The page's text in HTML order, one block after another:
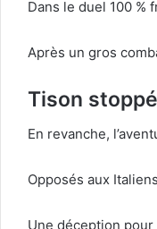
Dans le duel 100 %
Après un gros
Tison
En revanche,
Opposés aux Italiens
Une déception